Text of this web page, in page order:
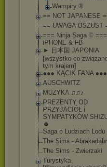
Wampiry ®
== NOT JAPANESE
== UWAGA OSZUST
=== Ninja Saga ©
iPHONE & FB
► 日本国 JAPONIA
[wszystko co
tym krajem]
●●● KĄCIK FANA ●●●
AUSCHWITZ
MUZYKA ♫♫♪
PREZENTY OD
PRZYJACIÓŁ i
SYMPATYKÓW
☻
Saga o Ludziach Lodu
The Sims -
The Sims - Zwierzaki
Turystyka